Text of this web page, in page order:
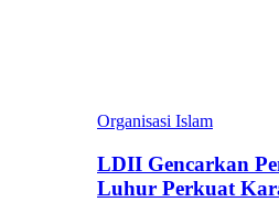
Organisasi Islam
LDII Gencarkan
Luhur Perkuat